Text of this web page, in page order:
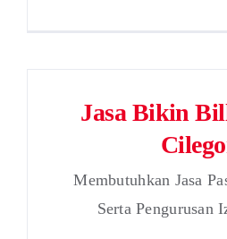
Jasa Bikin
Membutuhkan Jasa
Serta Pengurusan